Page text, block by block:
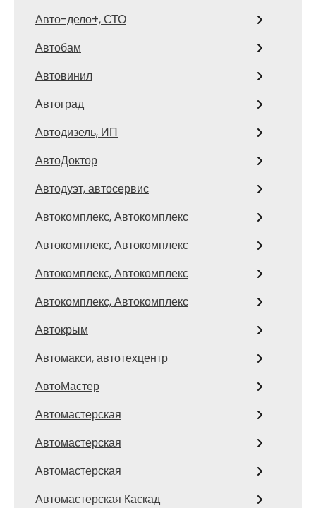
Авто-дело+, СТО
Автобам
Автовинил
Автоград
Автодизель, ИП
АвтоДоктор
Автодуэт, автосервис
Автокомплекс, Автокомплекс
Автокомплекс, Автокомплекс
Автокомплекс, Автокомплекс
Автокомплекс, Автокомплекс
Автокрым
Автомакси, автотехцентр
АвтоМастер
Автомастерская
Автомастерская
Автомастерская
Автомастерская Каскад